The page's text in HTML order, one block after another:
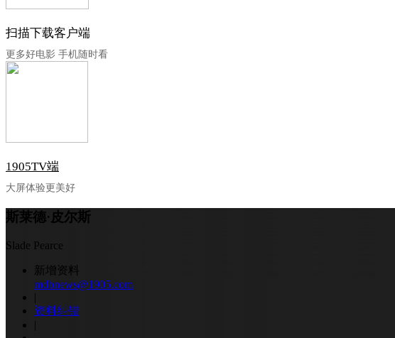
扫描下载客户端
更多好电影 手机随时看
1905TV端
大屏体验更美好
斯莱德·皮尔斯
Slade Pearce
新增资料
mdbnews@1905.com
|
资料纠错
|